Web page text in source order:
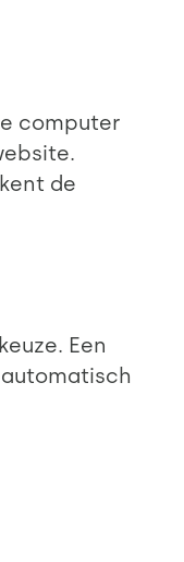
computer
de
Een